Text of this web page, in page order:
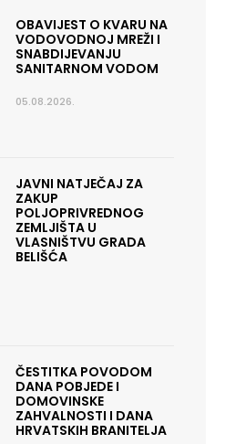
OBAVIJEST O KVARU NA
VODOVODNOJ MREŽI I
SNABDIJEVANJU
SANITARNOM VODOM
05.08.2026.
JAVNI NATJEČAJ ZA
ZAKUP
POLJOPRIVREDNOG
ZEMLJIŠTA U
VLASNIŠTVU GRADA
BELIŠĆA
ČESTITKA POVODOM
DANA POBJEDE I
DOMOVINSKE
ZAHVALNOSTI I DANA
HRVATSKIH BRANITELJA